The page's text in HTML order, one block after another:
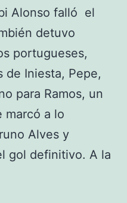
Alonso falló el
detuvo
portugueses,
de Iniesta, Pepe,
para Ramos, un
marcó a lo
Alves y
gol definitivo. A la